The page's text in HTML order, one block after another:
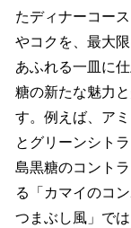
たディナーコー
やコクを、最大
あふれる一皿に
糖の新たな魅力
す。例えば、ア
とグリーンシト
島黒糖のコント
る「カマイのコ
つまぶし風」で